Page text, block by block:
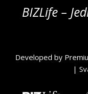
BIZLife –
Developed by
|